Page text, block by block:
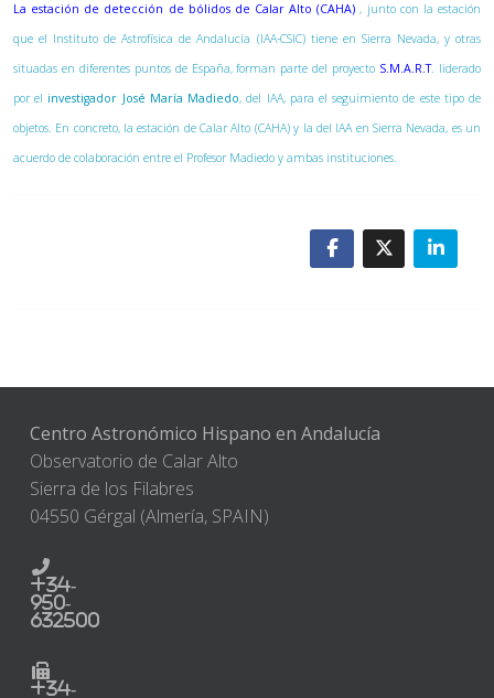
La estación de detección de bólidos de Calar Alto (CAHA) , junto con la estación
que el Instituto de Astrofísica de Andalucía (IAA-CSIC) tiene en Sierra Nevada, y otras
situadas en diferentes puntos de España, forman parte del proyecto S.M.A.R.T. liderado
por el investigador José María Madiedo, del IAA, para el seguimiento de este tipo de
objetos. En concreto, la estación de Calar Alto (CAHA) y la del IAA en Sierra Nevada, es un
acuerdo de colaboración entre el Profesor Madiedo y ambas instituciones.
Centro Astronómico Hispano en Andalucía
Observatorio de Calar Alto
Sierra de los Filabres
04550 Gérgal (Almería, SPAIN)
+34-
950-
632500
+34-